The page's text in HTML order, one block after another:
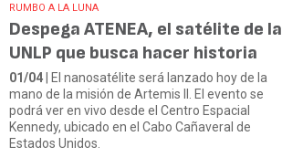
RUMBO A LA LUNA
Despega ATENEA, el satélite de la
UNLP que busca hacer historia
01/04 | El nanosatélite será lanzado hoy de la
mano de la misión de Artemis II. El evento se
podrá ver en vivo desde el Centro Espacial
Kennedy, ubicado en el Cabo Cañaveral de
Estados Unidos.